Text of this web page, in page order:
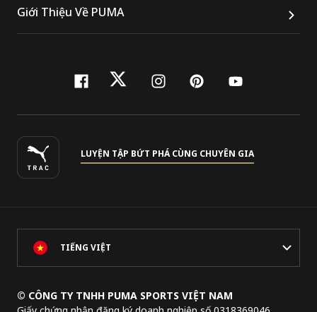
Giới Thiệu Về PUMA
facebook
twitterinstagram
pinterest
youtube
LUYỆN TẬP BỨT PHÁ CÙNG CHUYÊN GIA
TIẾNG VIỆT
© CÔNG TY TNHH PUMA SPORTS VIỆT NAM